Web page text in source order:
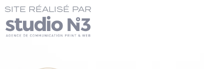
SITE RÉALISÉ PAR